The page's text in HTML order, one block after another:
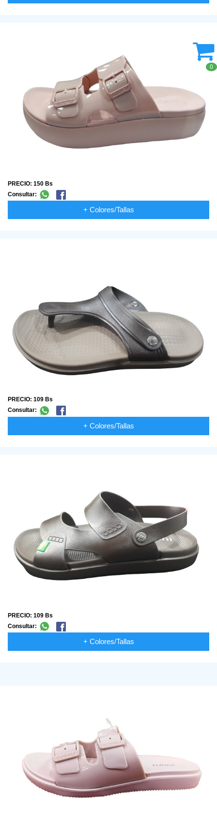
PRECIO: 150 Bs
Consultar:
+ Colores/Tallas
PRECIO: 109 Bs
Consultar:
+ Colores/Tallas
PRECIO: 109 Bs
Consultar:
+ Colores/Tallas
0